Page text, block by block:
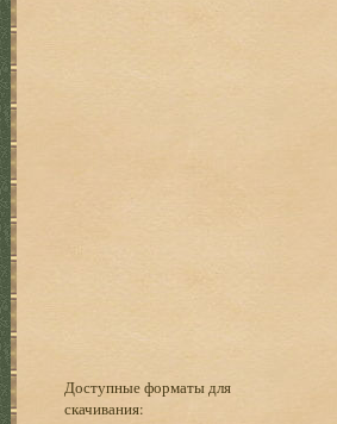
Доступные форматы для
скачивания: